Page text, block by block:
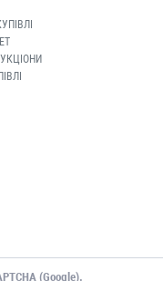
(Google).